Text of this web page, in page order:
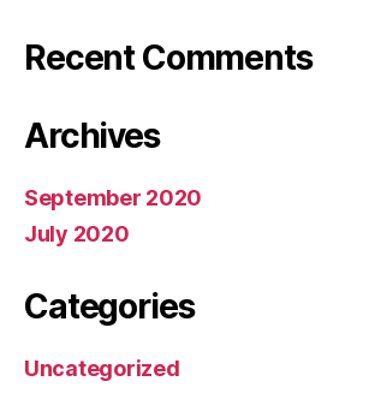
Recent Comments
Archives
September 2020
July 2020
Categories
Uncategorized